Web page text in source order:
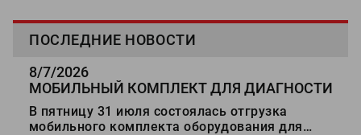
ПОСЛЕДНИЕ НОВОСТИ
8/7/2026
МОБИЛЬНЫЙ КОМПЛЕКТ ДЛЯ ДИАГНОСТИ
ДОРОГ В СТАВРОПОЛЬ
В пятницу 31 июля состоялась отгрузка
мобильного комплекта оборудования для